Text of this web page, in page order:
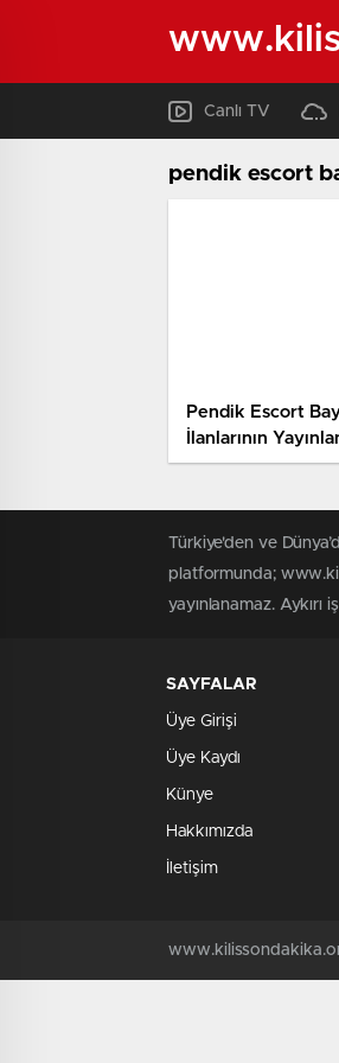
Canlı TV
pendik escort
Pendik Escort
İlanlarının
Bayan Sitesi
Türkiye'den ve
platformunda;
yayınlanamaz.
SAYFALAR
Üye Girişi
Üye Kaydı
Künye
Hakkımızda
İletişim